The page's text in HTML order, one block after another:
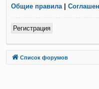
Общие правила |
Регистрация
Список форумов
Связаться с